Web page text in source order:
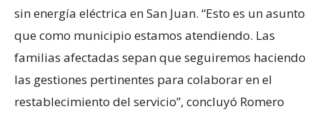
sin energía eléctrica en San Juan. “Esto es un asunto
que como municipio estamos atendiendo. Las
familias afectadas sepan que seguiremos haciendo
las gestiones pertinentes para colaborar en el
restablecimiento del servicio”, concluyó Romero